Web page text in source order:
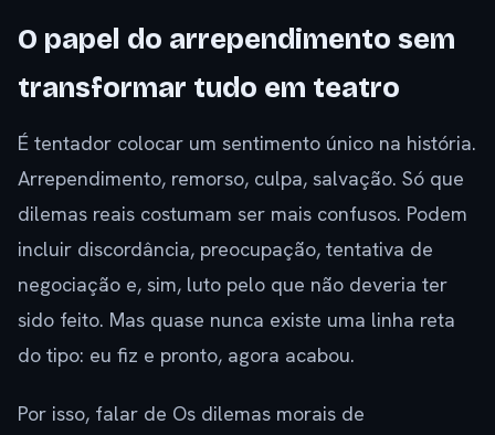
O papel do arrependimento sem
transformar tudo em teatro
É tentador colocar um sentimento único na história.
Arrependimento, remorso, culpa, salvação. Só que
dilemas reais costumam ser mais confusos. Podem
incluir discordância, preocupação, tentativa de
negociação e, sim, luto pelo que não deveria ter
sido feito. Mas quase nunca existe uma linha reta
do tipo: eu fiz e pronto, agora acabou.
Por isso, falar de Os dilemas morais de